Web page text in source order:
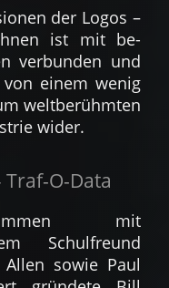
der Logos –
ist mit be­
ver­bun­den und
einem wenig
welt­be­rühm­ten
wider.
Traf-O-Data
mit
Schul­freund
Allen sowie Paul